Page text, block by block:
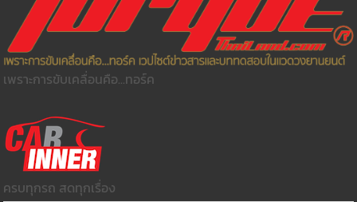
เพราะการขับเคลื่อนคือ...ทอร์ค
ครบทุกรถ สดทุกเรื่อง